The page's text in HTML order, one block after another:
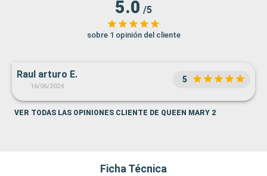
5.0 /5
sobre 1 opinión del cliente
Raul arturo E.
16/06/2024
5
VER TODAS LAS OPINIONES CLIENTE DE QUEEN MARY 2
Ficha Técnica